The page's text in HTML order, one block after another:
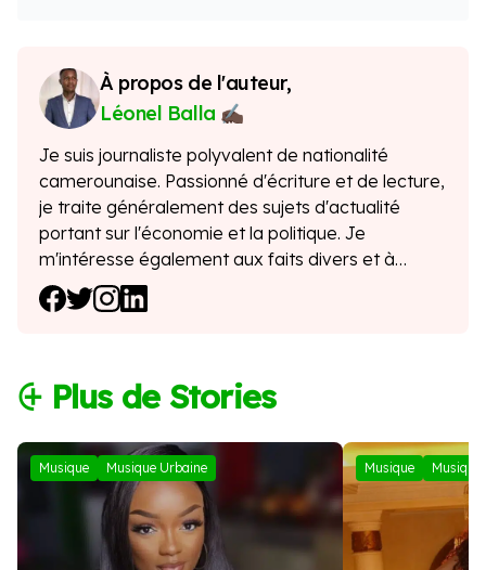
À propos de l'auteur,
Léonel Balla
Je suis journaliste polyvalent de nationalité
camerounaise. Passionné d'écriture et de lecture,
je traite généralement des sujets d'actualité
portant sur l'économie et la politique. Je
m'intéresse également aux faits divers et à
l'actualité people.
⨭ Plus de Stories
Musique Musique Urbaine Musique